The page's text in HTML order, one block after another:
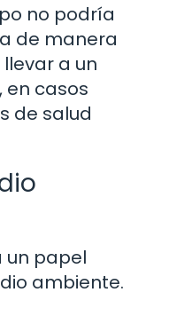
no podría
de manera
a un
casos
de salud
un papel
ambiente.